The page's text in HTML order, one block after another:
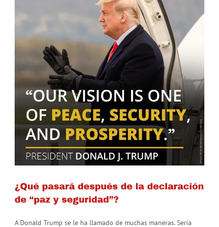
¿Qué pasará después de la declaración
de “paz y seguridad”?
A Donald Trump se le ha llamado de muchas maneras. Sería